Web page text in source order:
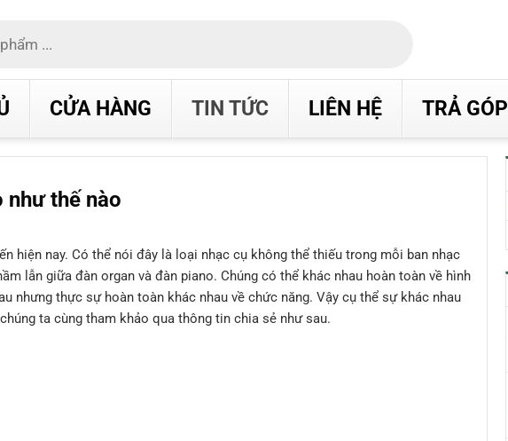
CỬA HÀNG TIN TỨC LIÊN HỆ TRẢ GÓP
như thế nào
hiện nay. Có thể nói đây là loại nhạc cụ không thể thiếu trong mỗi ban nhạc
lẫn giữa đàn organ và đàn piano. Chúng có thể khác nhau hoàn toàn về hình
nhưng thực sự hoàn toàn khác nhau về chức năng. Vậy cụ thể sự khác nhau
ta cùng tham khảo qua thông tin chia sẻ như sau.